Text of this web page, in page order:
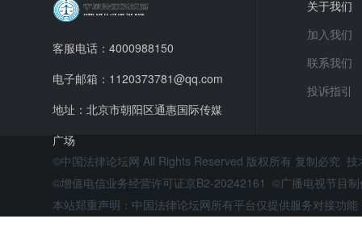
客服电话：4000988150
电子邮箱：1120373781@qq.com
地址：北京市朝阳区通惠国际传媒
广场
关于我们
加入我们
联系我们
投诉指引
©中国法律论坛网 All Rights Reserved 版权所有 复制必究 技
©增值电信业务经营许可证京B2-20242161 ©广播电视节目
本站郑重声明：中国法律论坛网所有平台仅提供服务对接功